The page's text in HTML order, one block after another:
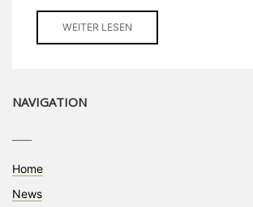
WEITER LESEN
NAVIGATION
Home
News